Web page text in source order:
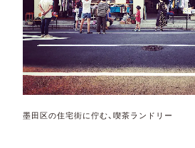
墨田区の住宅街に佇む、喫茶ランドリー